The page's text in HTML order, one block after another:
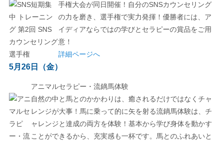
手権大会が同日開催！自分のSNSカウンセリング
の力を磨き、選手権で実力発揮！優勝者には、ア
イディアならではの学びとセラピーの賞品をご用
意！
詳細ページへ
5月26日（金）
アニマルセラピー・流鏑馬体験
自然の中と馬とのかかわりは、癒されるだけではなくチャ
レンジが大事！馬に乗って的に矢を射る流鏑馬体験は、チ
ャレンジと達成の両方を体験！基本から学び身体を動かす
ことができるから、充実感も一杯です。馬とのふれあいと